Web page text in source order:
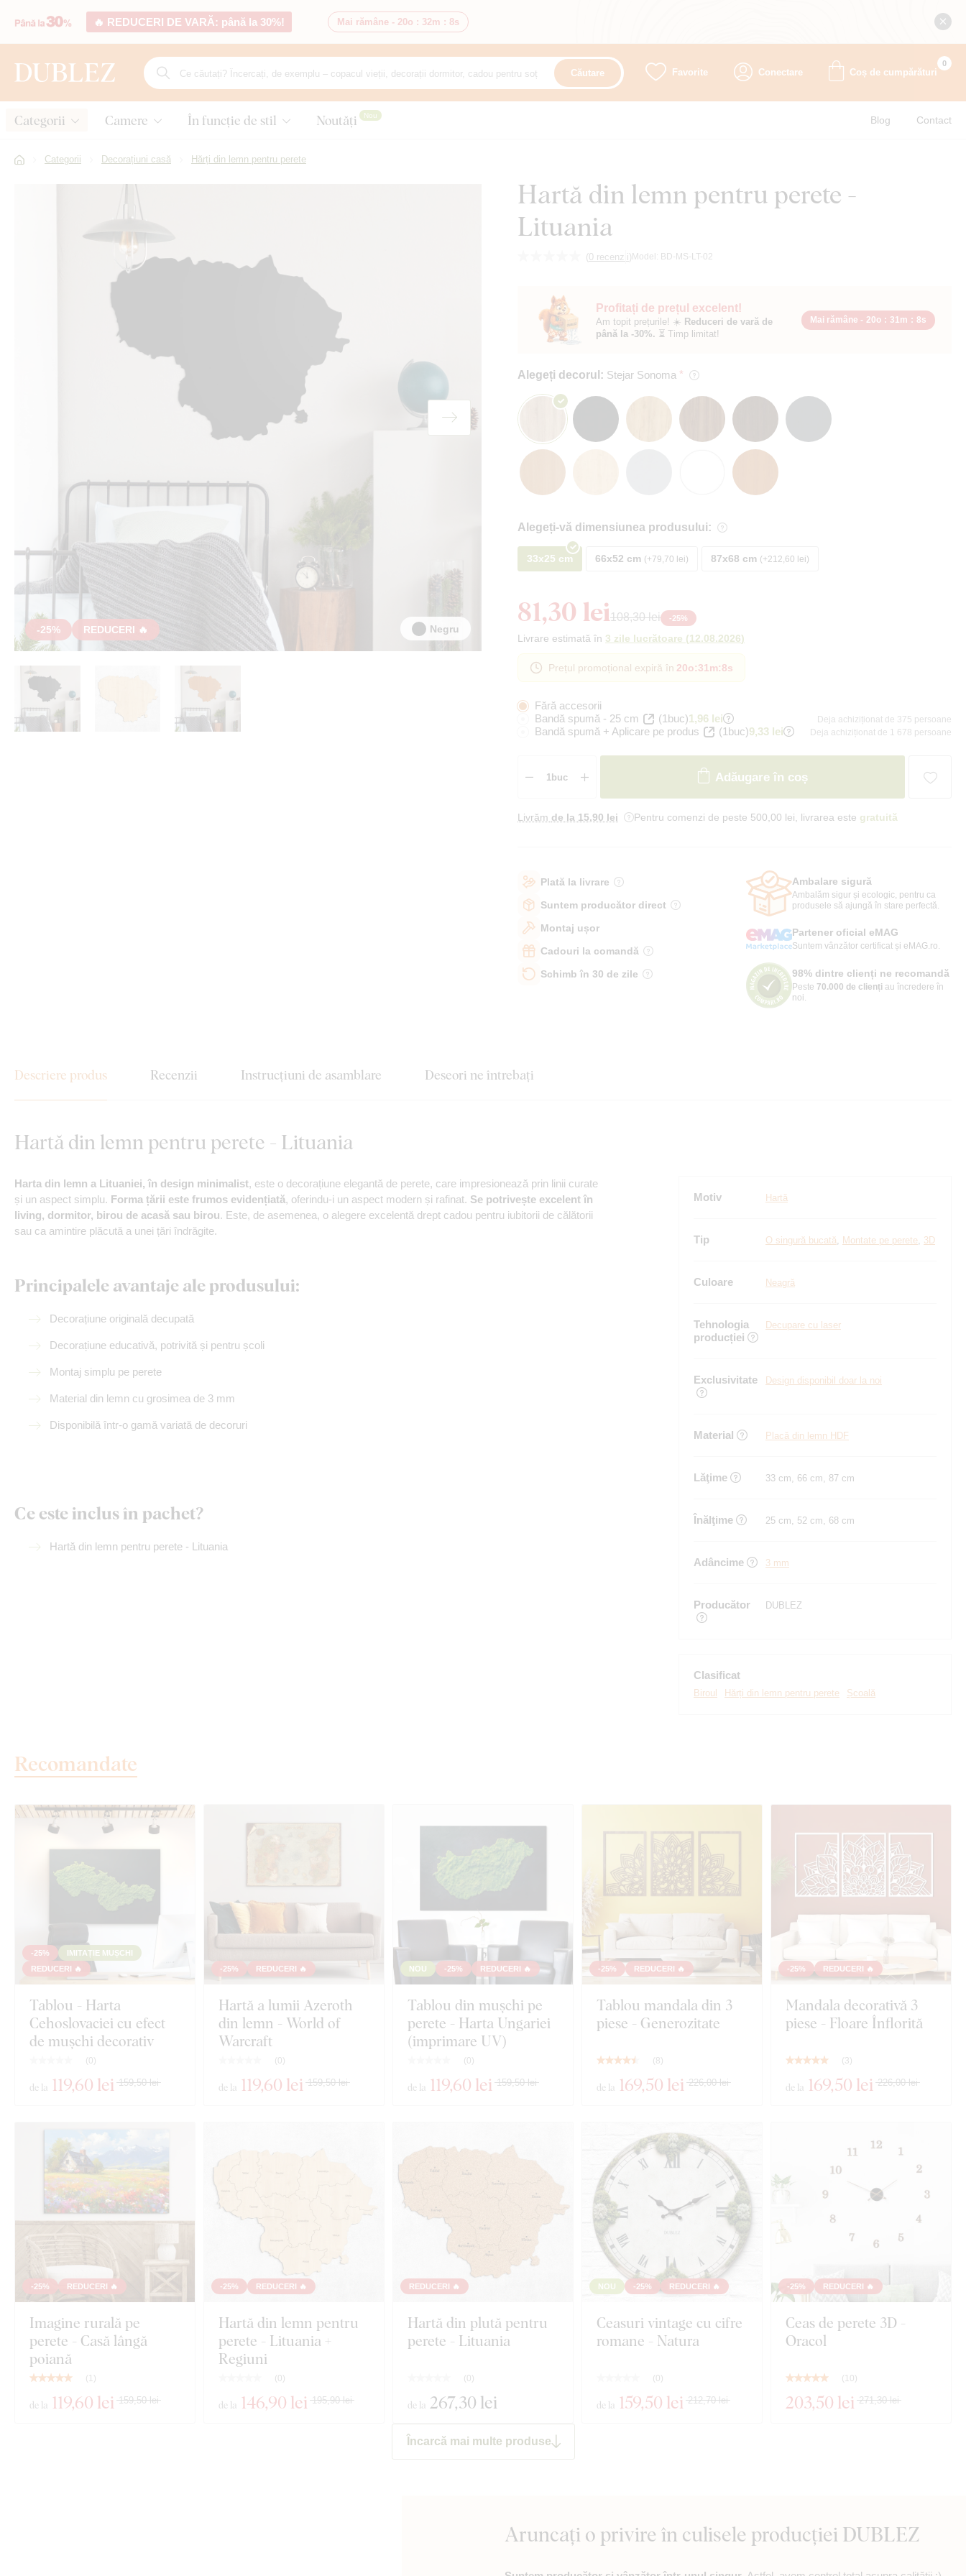
🔥 REDUCERI DE VARĂ: până la 30%! Mai rămâne - 20o : 32m : 7s
Căutare Favorite Conectare Coș de cumpărături
0
Categorii Camere În funcție de stil Noutăți Nou Blog Contact
Categorii Decorațiuni casă Hărți din lemn pentru perete
Hartă din lemn pentru perete -
Lituania
(0 recenzii) Model: BD-MS-LT-02
-25% REDUCERI 🔥 Negru
Profitați de prețul excelent!
Am topit prețurile! ☀️ Reduceri de vară de
până la -30%. ⏳ Timp limitat!
Mai rămâne - 20o : 31m : 7s
Alegeți decorul: Stejar Sonoma
Alegeți-vă dimensiunea produsului:
33x25 cm 66x52 cm +79,70 lei 87x68 cm +212,60 lei
81,30 lei108,30 lei -25%
Livrare estimată în 3 zile lucrătoare (12.08.2026)
Prețul promoțional expiră în 20o:31m:7s
Fără accesorii
Bandă spumă - 25 cm
(1buc)1,96 lei Deja achiziționat de 375 persoane
Bandă spumă + Aplicare pe produs (1buc)9,33 lei Deja achiziționat de 1 678 persoane
Adăugare în coș
Livrăm de la 15,90 lei Pentru comenzi de peste 500,00 lei, livrarea este gratuită
Plată la livrare
Suntem producător direct
Montaj ușor
Cadouri la comandă
Schimb în 30 de zile
Ambalare sigură
Ambalăm sigur și ecologic, pentru ca
produsele să ajungă în stare perfectă.
Partener oficial eMAG
Suntem vânzător certificat și eMAG.ro.
98% dintre clienți ne recomandă
Peste 70.000 de clienți au încredere în
noi.
Descriere produs Recenzii Instrucțiuni de asamblare Deseori ne întrebați
Hartă din lemn pentru perete - Lituania
Harta din lemn a Lituaniei, în design minimalist, este o decorațiune elegantă de perete, care impresionează prin linii curate
și un aspect simplu. Forma țării este frumos evidențiată, oferindu-i un aspect modern și rafinat. Se potrivește excelent în
living, dormitor, birou de acasă sau birou. Este, de asemenea, o alegere excelentă drept cadou pentru iubitorii de călătorii
sau ca amintire plăcută a unei țări îndrăgite.
Principalele avantaje ale produsului:
Decorațiune originală decupată
Decorațiune educativă, potrivită și pentru școli
Montaj simplu pe perete
Material din lemn cu grosimea de 3 mm
Disponibilă într-o gamă variată de decoruri
Ce este inclus în pachet?
Hartă din lemn pentru perete - Lituania
Motiv Hartă
Tip O singură bucată, Montate pe perete, 3D
Culoare Neagră
Tehnologia
producției
Decupare cu laser
Exclusivitate Design disponibil doar la noi
Material Placă din lemn HDF
Lăţime 33 cm, 66 cm, 87 cm
Înălţime 25 cm, 52 cm, 68 cm
Adâncime 3 mm
Producător DUBLEZ
Clasificat
Biroul Hărți din lemn pentru perete Școală
Recomandate
-25%
IMITAȚIE MUȘCHI
REDUCERI 🔥
Tablou - Harta
Cehoslovaciei cu efect
de mușchi decorativ
( 0)
de la 119,60 lei 159,50 lei
-25% REDUCERI 🔥
Hartă a lumii Azeroth
din lemn - World of
Warcraft
( 0)
de la 119,60 lei 159,50 lei
NOU -25% REDUCERI 🔥
Tablou din mușchi pe
perete - Harta Ungariei
(imprimare UV)
( 0)
de la 119,60 lei 159,50 lei
-25% REDUCERI 🔥
Tablou mandala din 3
piese - Generozitate
( 8)
de la 169,50 lei 226,00 lei
-25% REDUCERI 🔥
Mandala decorativă 3
piese - Floare Înflorită
(3)
de la 169,50 lei 226,00 lei
-25% REDUCERI 🔥
Imagine rurală pe
perete - Casă lângă
poiană
(1)
de la 119,60 lei 159,50 lei
-25% REDUCERI 🔥
Hartă din lemn pentru
perete - Lituania +
Regiuni
( 0)
de la 146,90 lei 195,90 lei
REDUCERI 🔥
Hartă din plută pentru
perete - Lituania
( 0)
de la 267,30 lei
NOU -25% REDUCERI 🔥
Ceasuri vintage cu cifre
romane - Natura
( 0)
de la 159,50 lei 212,70 lei
-25% REDUCERI 🔥
Ceas de perete 3D -
Oracol
(10)
203,50 lei 271,30 lei
Încarcă mai multe produse
Aruncați o privire în culisele producției DUBLEZ